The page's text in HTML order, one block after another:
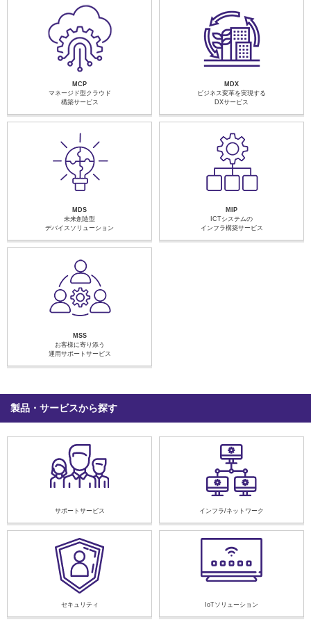
MCP
マネージド型クラウド
構築サービス
MDX
ビジネス変革を実現する
DXサービス
MDS
未来創造型
デバイスソリューション
MIP
ICTシステムの
インフラ構築サービス
MSS
お客様に寄り添う
運用サポートサービス
製品・サービスから探す
サポートサービス インフラ/ネットワーク
セキュリティ IoTソリューション